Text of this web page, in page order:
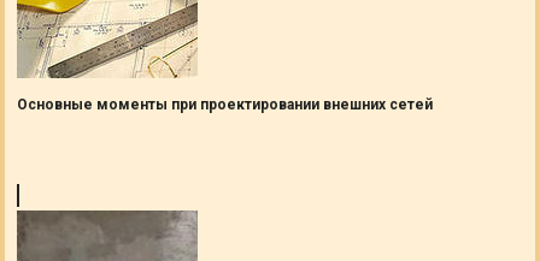
Основные моменты при проектировании внешних сетей